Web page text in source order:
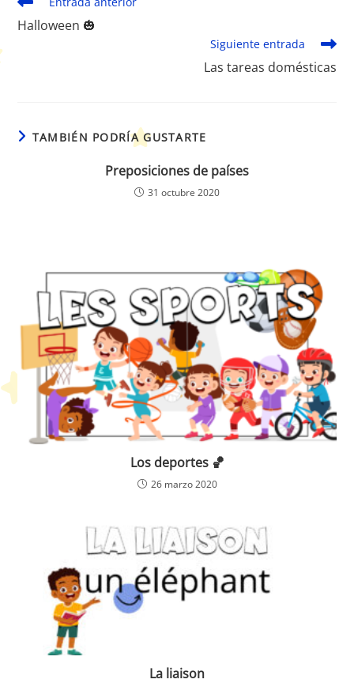
artículos
Halloween 🎃
Siguiente entrada
Las tareas domésticas
TAMBIÉN PODRÍA GUSTARTE
Preposiciones de países
31 octubre 2020
Los deportes 🏀
26 marzo 2020
La liaison